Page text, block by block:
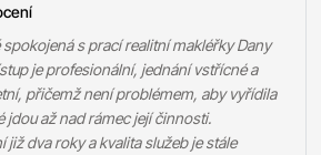
s prací realitní makléřky Dany
je profesionální, jednání vstřícné a
přičemž není problémem, aby vyřídila
jdou až nad rámec její činnosti.
již dva roky a kvalita služeb je stále